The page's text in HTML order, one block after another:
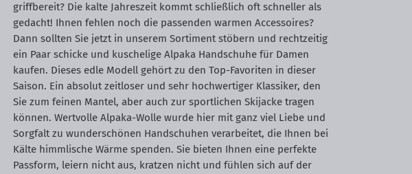
griffbereit? Die kalte Jahreszeit kommt schließlich oft schneller als
gedacht! Ihnen fehlen noch die passenden warmen Accessoires?
Dann sollten Sie jetzt in unserem Sortiment stöbern und rechtzeitig
ein Paar schicke und kuschelige Alpaka Handschuhe für Damen
kaufen. Dieses edle Modell gehört zu den Top-Favoriten in dieser
Saison. Ein absolut zeitloser und sehr hochwertiger Klassiker, den
Sie zum feinen Mantel, aber auch zur sportlichen Skijacke tragen
können. Wertvolle Alpaka-Wolle wurde hier mit ganz viel Liebe und
Sorgfalt zu wunderschönen Handschuhen verarbeitet, die Ihnen bei
Kälte himmlische Wärme spenden. Sie bieten Ihnen eine perfekte
Passform, leiern nicht aus, kratzen nicht und fühlen sich auf der